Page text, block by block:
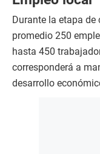
Durante la etapa de
promedio 250
hasta 450
corresponderá a
desarrollo